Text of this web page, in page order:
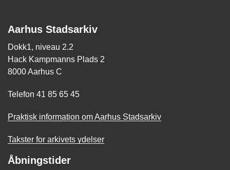
Aarhus Stadsarkiv
Dokk1, niveau 2.2
Hack Kampmanns Plads 2
8000 Aarhus C
Telefon 41 85 65 45
Praktisk information om Aarhus Stadsarkiv
Takster for arkivets ydelser
Åbningstider